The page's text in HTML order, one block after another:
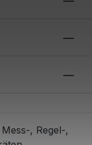
, Regel-,